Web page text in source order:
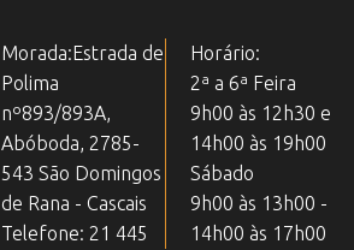
Horário:
2ª a 6ª Feira
9h00 às 12h30 e
14h00 às 19h00
Sábado
9h00 às 13h00 -
14h00 às 17h00
Morada:Estrada de
Polima
nº893/893A,
Abóboda, 2785-
543 São Domingos
de Rana - Cascais
Telefone: 21 445